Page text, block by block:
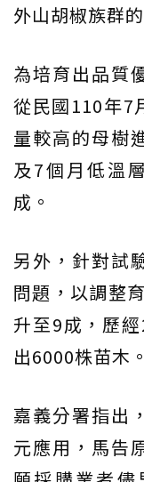
外山胡椒族群
為培育出品質
從民國110年7
量較高的母樹
及7個月低溫
成。
另外，針對試
問題，以調整
升至9成，歷
出6000株苗木。
嘉義分署指出
元應用，馬告